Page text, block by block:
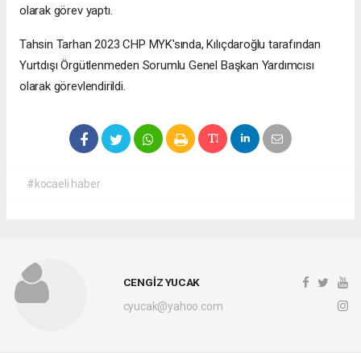
olarak görev yaptı.
Tahsin Tarhan 2023 CHP MYK'sında, Kılıçdaroğlu tarafından
Yurtdışı Örgütlenmeden Sorumlu Genel Başkan Yardımcısı
olarak görevlendirildi.
#kocaeli haber
CENGİZ YUCAK
cyucak@yahoo.com